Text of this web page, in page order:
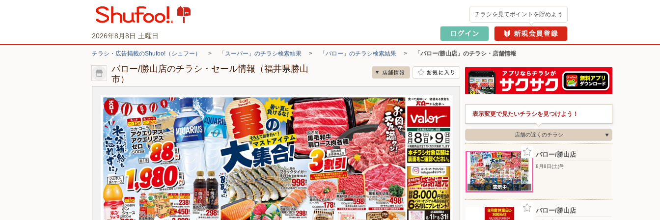
2026年8月8日 土曜日
チラシを見てポイントを貯めよう
チラシ・広告掲載のShufoo!（シュフー） > 「スーパー」のチラシ検索結果 > 「バロー」のチラシ検索結果 > 「バロー/勝山店」のチラシ・店舗情報
バロー/勝山店のチラシ・セール情報（福井県勝山
市）
表示変更で見たいチラシを見つけよう！
店舗の近くのチラシ
バロー/勝山店
8月8日(土)号
バロー/勝山店